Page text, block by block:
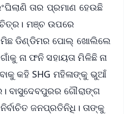
ତାର ପ୍ରମାଣ ହେଉଛି
ମଞ୍ଚ ଉପରେ
ମିଛ ଡିଣ୍ଡିମର ପୋଲ୍ ଖୋଲିଲେ
ନା ଫନି ସହାୟତା ମିଳିଛି ନା
କହି SHG ମହିଳାଙ୍କୁ ଭୁଆଁ
ବାସୁଦେବପୁରର ଗୌରାଙ୍ଗ
ଜନପ୍ରତିନିଧି। ତାଙ୍କୁ